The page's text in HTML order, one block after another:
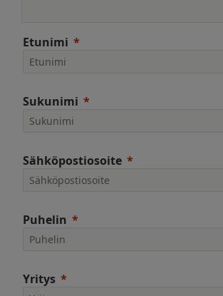
Etunimi
Sukunimi
Sähköpostiosoite
Puhelin
Yritys